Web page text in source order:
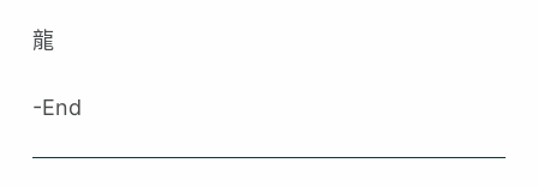
龍
-End